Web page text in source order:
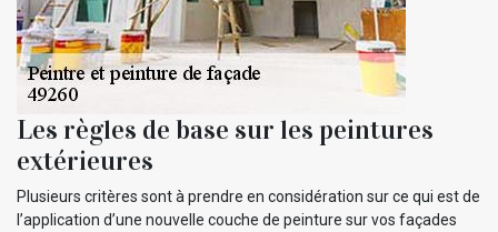
Les règles de base sur les peintures
extérieures
Plusieurs critères sont à prendre en considération sur ce qui est de
l’application d’une nouvelle couche de peinture sur vos façades